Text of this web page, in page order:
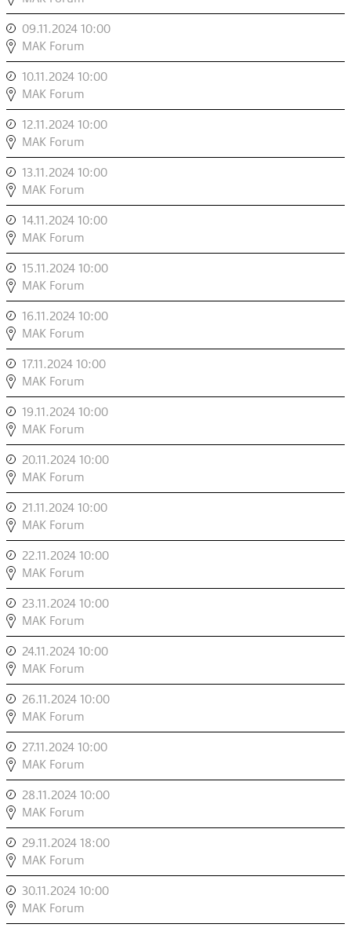
ΠTON/2
, 09.11.2024 10:00
COD.ACT:
ΠTON/2
,
MAK Forum
10.11.2024 10:00
COD.ACT:
ΠTON/2
,
MAK Forum
12.11.2024 10:00
COD.ACT:
ΠTON/2
,
MAK Forum
13.11.2024 10:00
COD.ACT:
ΠTON/2
,
MAK Forum
14.11.2024 10:00
COD.ACT:
ΠTON/2
,
MAK Forum
15.11.2024 10:00
COD.ACT:
ΠTON/2
,
MAK Forum
16.11.2024 10:00
COD.ACT:
ΠTON/2
,
MAK Forum
17.11.2024 10:00
COD.ACT:
ΠTON/2
,
MAK Forum
19.11.2024 10:00
COD.ACT:
ΠTON/2
,
MAK Forum
20.11.2024 10:00
COD.ACT:
ΠTON/2
,
MAK Forum
21.11.2024 10:00
COD.ACT:
ΠTON/2
,
MAK Forum
22.11.2024 10:00
COD.ACT:
ΠTON/2
,
MAK Forum
23.11.2024 10:00
COD.ACT:
ΠTON/2
,
MAK Forum
24.11.2024 10:00
COD.ACT:
ΠTON/2
,
MAK Forum
26.11.2024 10:00
COD.ACT:
ΠTON/2
,
MAK Forum
27.11.2024 10:00
COD.ACT:
ΠTON/2
,
MAK Forum
28.11.2024 10:00
COD.ACT:
ΠTON/2
,
MAK Forum
29.11.2024 18:00
COD.ACT:
ΠTON/2
,
MAK Forum
30.11.2024 10:00
COD.ACT:
ΠTON/2
MAK Forum